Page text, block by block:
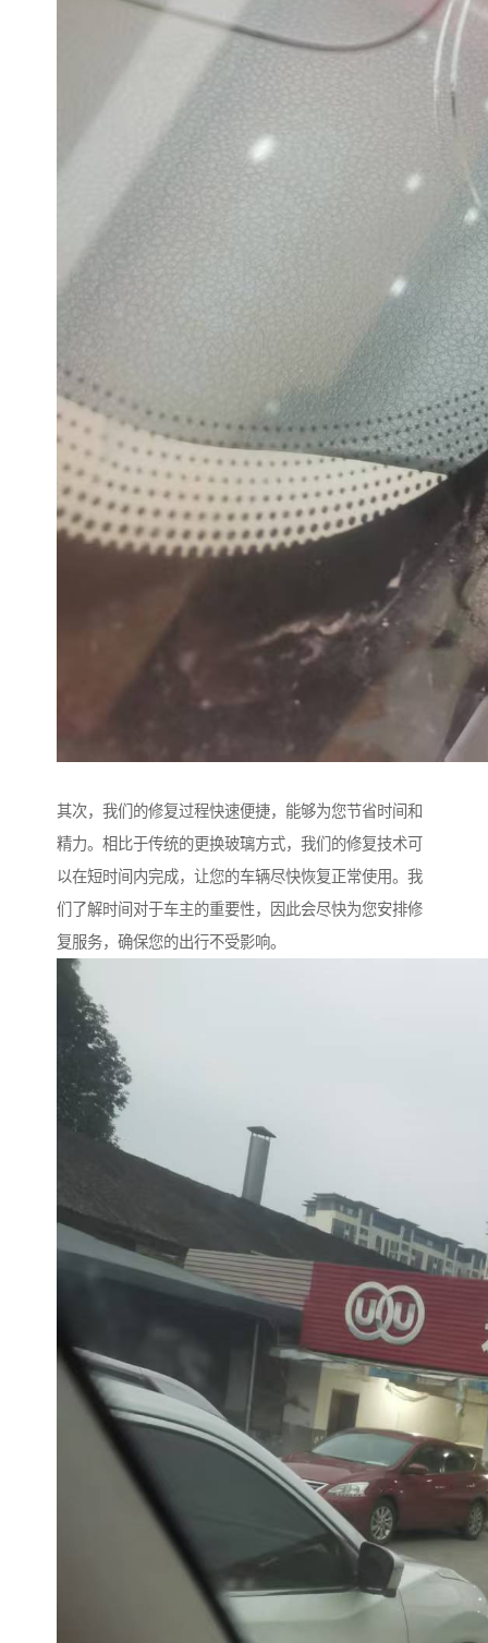
其次，我们的修复过程快速便捷，能够为您节省时间和
精力。相比于传统的更换玻璃方式，我们的修复技术可
以在短时间内完成，让您的车辆尽快恢复正常使用。我
们了解时间对于车主的重要性，因此会尽快为您安排修
复服务，确保您的出行不受影响。